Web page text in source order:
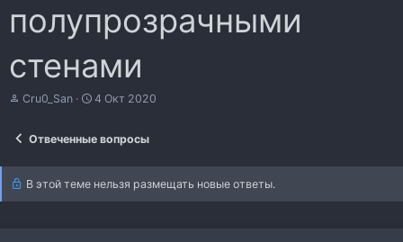
полупрозрачными
стенами
А
е
м
Cru0_San
Д
а
ч
а
4 Окт 2020
Отвеченные вопросы
В этой теме нельзя размещать новые ответы.